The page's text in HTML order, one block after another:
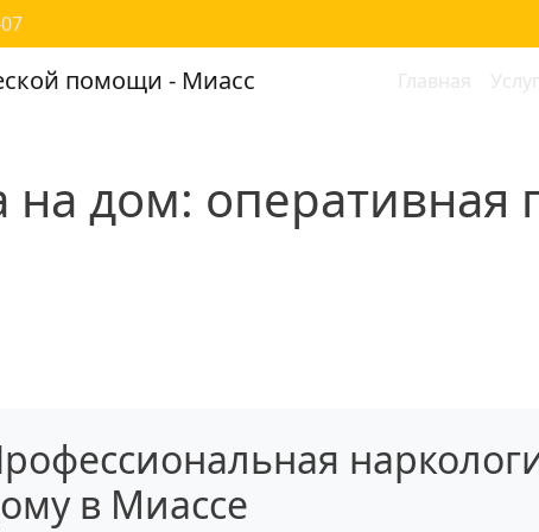
помощи - Миасс Main
Главная
на дом:
в Миассе